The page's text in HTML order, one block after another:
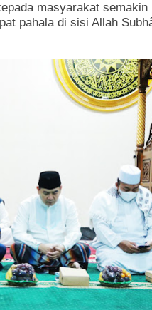
masyarakat semakin
pahala di sisi Allah